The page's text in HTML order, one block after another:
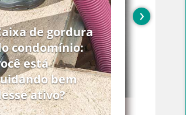
de gordura
condomínio:
está
bem
ativo?
›